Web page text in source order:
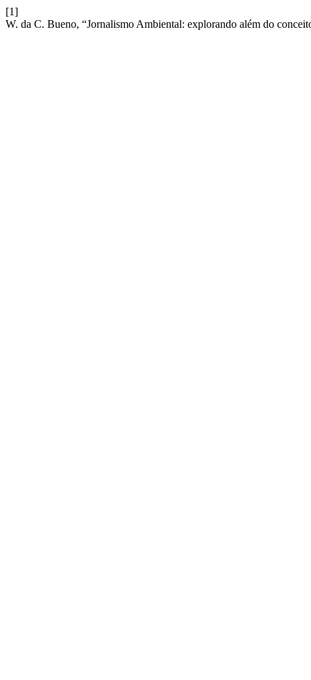
[1]
W. da C. Bueno, “Jornalismo Ambiental: explorando além do